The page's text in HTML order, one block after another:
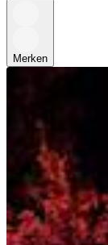
Merken